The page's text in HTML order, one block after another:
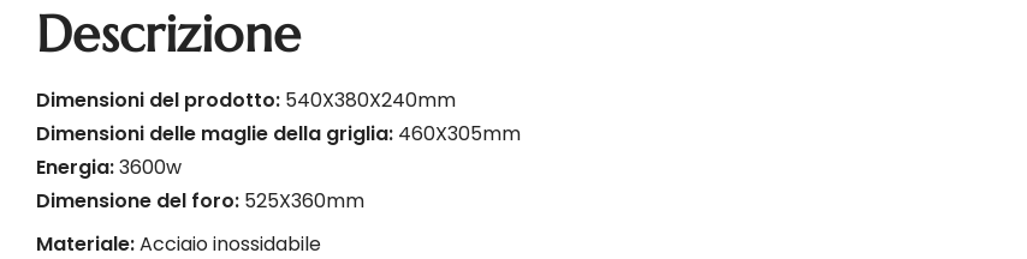
Descrizione
Dimensioni del prodotto: 540X380X240mm
Dimensioni delle maglie della griglia: 460X305mm
Energia:3600w
Dimensione del foro: 525X360mm
Materiale:Acciaio inossidabile